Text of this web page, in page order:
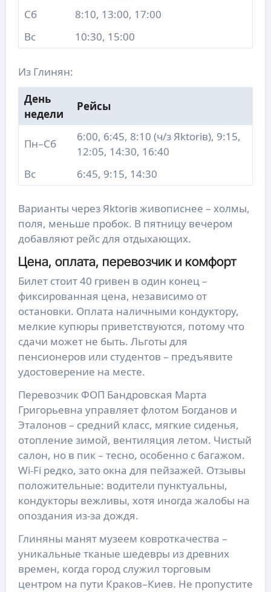
Сб
8:10, 13:00, 17:00
Вс
10:30, 15:00
Из Глинян:
День
недели
Рейсы
Пн–Сб
6:00, 6:45, 8:10 (ч/з Яktorів), 9:15,
12:05, 14:30, 16:40
Вс
6:45, 9:15, 14:30
Варианты через Яktorів живописнее – холмы,
поля, меньше пробок. В пятницу вечером
добавляют рейс для отдыхающих.
Цена, оплата, перевозчик и комфорт
Билет стоит 40 гривен в один конец –
фиксированная цена, независимо от
остановки. Оплата наличными кондуктору,
мелкие купюры приветствуются, потому что
сдачи может не быть. Льготы для
пенсионеров или студентов – предъявите
удостоверение на месте.
Перевозчик ФОП Бандровская Марта
Григорьевна управляет флотом Богданов и
Эталонов – средний класс, мягкие сиденья,
отопление зимой, вентиляция летом. Чистый
салон, но в пик – тесно, особенно с багажом.
Wi-Fi редко, зато окна для пейзажей. Отзывы
положительные: водители пунктуальны,
кондукторы вежливы, хотя иногда жалобы на
опоздания из-за дождя.
Глиняны манят музеем ковроткачества –
уникальные тканые шедевры из древних
времен, когда город служил торговым
центром на пути Краков–Киев. Не пропустите